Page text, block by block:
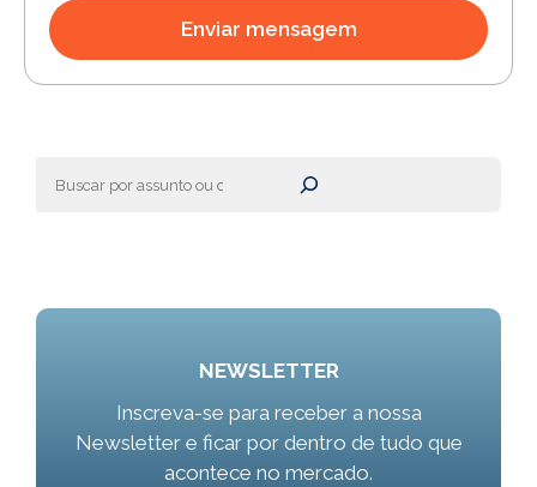
NEWSLETTER
Inscreva-se para receber a nossa
Newsletter e ficar por dentro de tudo que
acontece no mercado.